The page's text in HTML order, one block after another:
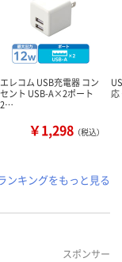
エレコム USB充電器 コン
セント USB-A×2ポート
2…
￥1,298 （税込）
ンキングをもっと見る
スポンサー